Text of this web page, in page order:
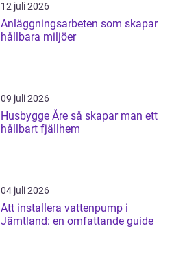
12 juli 2026
Anläggningsarbeten som skapar
hållbara miljöer
09 juli 2026
Husbygge Åre så skapar man ett
hållbart fjällhem
04 juli 2026
Att installera vattenpump i
Jämtland: en omfattande guide